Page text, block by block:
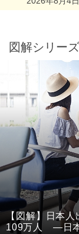
図解シリーズ
【図解】日本
109万人 ―日本